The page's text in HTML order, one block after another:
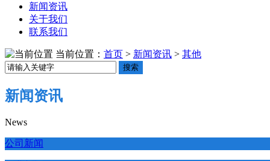
新闻资讯
关于我们
联系我们
当前位置： 首页 > 新闻资讯 > 其他
搜索
新闻资讯
News
公司新闻